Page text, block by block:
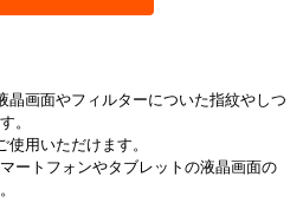
晶画面やフィルターについた指紋やしつ
。
用いただけます。
ートフォンやタブレットの液晶画面の